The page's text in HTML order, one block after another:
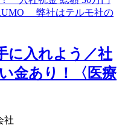
に入れよう／社
金あり！〈医療
社